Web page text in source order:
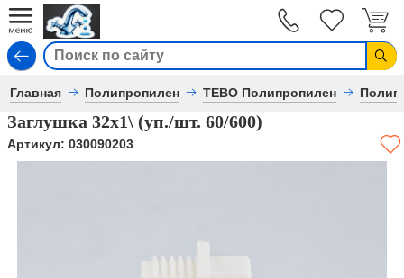
Главная Полипропилен TEBO Полипропилен
Заглушка 32х1\ (уп./шт. 60/600)
Артикул: 030090203